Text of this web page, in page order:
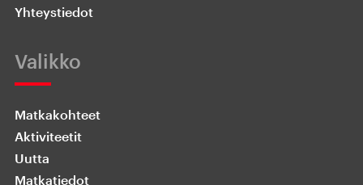
Yhteystiedot
Valikko
Matkakohteet
Aktiviteetit
Uutta
Matkatiedot